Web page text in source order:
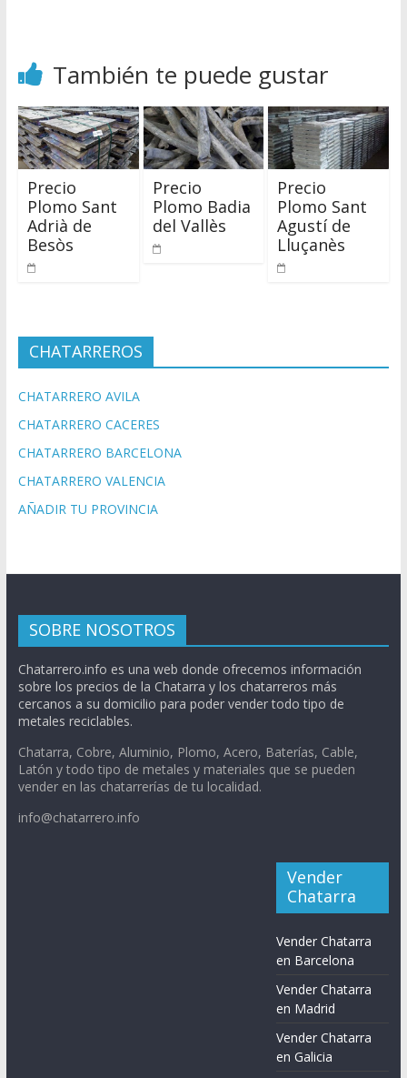
También te puede gustar
Precio
Plomo Sant
Adrià de
Besòs
Precio
Plomo Badia
del Vallès
Precio
Plomo Sant
Agustí de
Lluçanès
CHATARREROS
CHATARRERO AVILA
CHATARRERO CACERES
CHATARRERO BARCELONA
CHATARRERO VALENCIA
AÑADIR TU PROVINCIA
SOBRE NOSOTROS
Chatarrero.info es una web donde ofrecemos información
sobre los precios de la Chatarra y los chatarreros más
cercanos a su domicilio para poder vender todo tipo de
metales reciclables.
Chatarra, Cobre, Aluminio, Plomo, Acero, Baterías, Cable,
Latón y todo tipo de metales y materiales que se pueden
vender en las chatarrerías de tu localidad.
info@chatarrero.info
Vender
Chatarra
Vender Chatarra
en Barcelona
Vender Chatarra
en Madrid
Vender Chatarra
en Galicia